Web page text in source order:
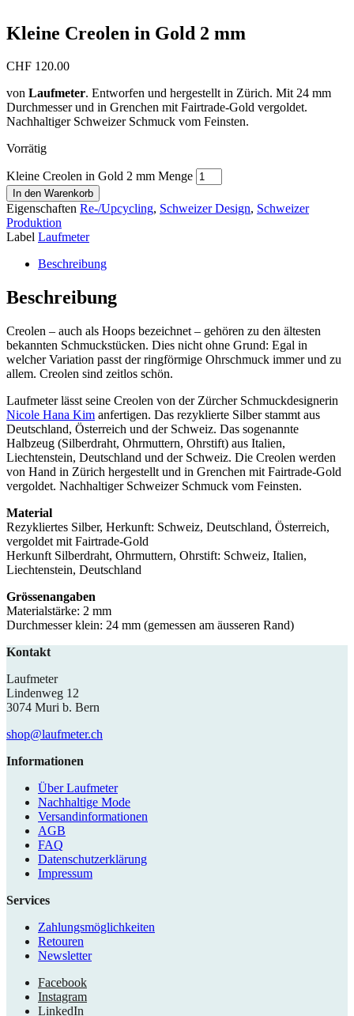
Kleine Creolen in Gold 2 mm
CHF 120.00
von Laufmeter. Entworfen und hergestellt in Zürich. Mit 24 mm
Durchmesser und in Grenchen mit Fairtrade-Gold vergoldet.
Nachhaltiger Schweizer Schmuck vom Feinsten.
Vorrätig
Kleine Creolen in Gold 2 mm Menge
In den Warenkorb
Eigenschaften Re-/Upcycling, Schweizer Design, Schweizer
Produktion
Label Laufmeter
Beschreibung
Beschreibung
Creolen – auch als Hoops bezeichnet – gehören zu den ältesten
bekannten Schmuckstücken. Dies nicht ohne Grund: Egal in
welcher Variation passt der ringförmige Ohrschmuck immer und zu
allem. Creolen sind zeitlos schön.
Laufmeter lässt seine Creolen von der Zürcher Schmuckdesignerin
Nicole Hana Kim anfertigen. Das rezyklierte Silber stammt aus
Deutschland, Österreich und der Schweiz. Das sogenannte
Halbzeug (Silberdraht, Ohrmuttern, Ohrstift) aus Italien,
Liechtenstein, Deutschland und der Schweiz. Die Creolen werden
von Hand in Zürich hergestellt und in Grenchen mit Fairtrade-Gold
vergoldet. Nachhaltiger Schweizer Schmuck vom Feinsten.
Material
Rezykliertes Silber, Herkunft: Schweiz, Deutschland, Österreich,
vergoldet mit Fairtrade-Gold
Herkunft Silberdraht, Ohrmuttern, Ohrstift: Schweiz, Italien,
Liechtenstein, Deutschland
Grössenangaben
Materialstärke: 2 mm
Durchmesser klein: 24 mm (gemessen am äusseren Rand)
Kontakt
Laufmeter
Lindenweg 12
3074 Muri b. Bern
shop@laufmeter.ch
Informationen
Über Laufmeter
Nachhaltige Mode
Versandinformationen
AGB
FAQ
Datenschutzerklärung
Impressum
Services
Zahlungsmöglichkeiten
Retouren
Newsletter
Facebook
Instagram
LinkedIn